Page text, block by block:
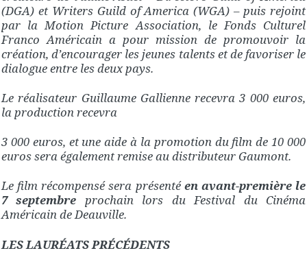
(DGA) et Writers Guild of America (WGA) – puis rejoint
par la Motion Picture Association, le Fonds Culturel
Franco Américain a pour mission de promouvoir la
création, d’encourager les jeunes talents et de favoriser le
dialogue entre les deux pays.
Le réalisateur Guillaume Gallienne recevra 3 000 euros,
la production recevra
3 000 euros, et une aide à la promotion du film de 10 000
euros sera également remise au distributeur Gaumont.
Le film récompensé sera présentéen avant-première le
7 septembre prochain lors du Festival du Cinéma
Américain de Deauville.
LES LAURÉATS PRÉCÉDENTS